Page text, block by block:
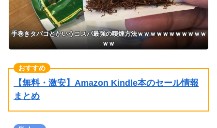
手巻きタバコとかいうコスパ最強の喫煙方法ｗｗｗｗｗｗｗｗｗｗｗ
ｗｗ
【無料・激安】Amazon Kindle本のセール情報
まとめ